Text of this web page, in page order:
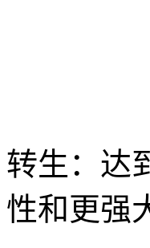
转生：达
性和更强